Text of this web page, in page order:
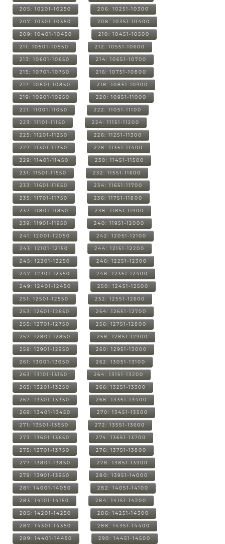
205: 10201-10250 206: 10251-10300
207: 10301-10350 208: 10351-10400
209: 10401-10450 210: 10451-10500
211: 10501-10550 212: 10551-10600
213: 10601-10650 214: 10651-10700
215: 10701-10750 216: 10751-10800
217: 10801-10850 218: 10851-10900
219: 10901-10950 220: 10951-11000
221: 11001-11050 222: 11051-11100
223: 11101-11150 224: 11151-11200
225: 11201-11250 226: 11251-11300
227: 11301-11350 228: 11351-11400
229: 11401-11450 230: 11451-11500
231: 11501-11550 232: 11551-11600
233: 11601-11650 234: 11651-11700
235: 11701-11750 236: 11751-11800
237: 11801-11850 238: 11851-11900
239: 11901-11950 240: 11951-12000
241: 12001-12050 242: 12051-12100
243: 12101-12150 244: 12151-12200
245: 12201-12250 246: 12251-12300
247: 12301-12350 248: 12351-12400
249: 12401-12450 250: 12451-12500
251: 12501-12550 252: 12551-12600
253: 12601-12650 254: 12651-12700
255: 12701-12750 256: 12751-12800
257: 12801-12850 258: 12851-12900
259: 12901-12950 260: 12951-13000
261: 13001-13050 262: 13051-13100
263: 13101-13150 264: 13151-13200
265: 13201-13250 266: 13251-13300
267: 13301-13350 268: 13351-13400
269: 13401-13450 270: 13451-13500
271: 13501-13550 272: 13551-13600
273: 13601-13650 274: 13651-13700
275: 13701-13750 276: 13751-13800
277: 13801-13850 278: 13851-13900
279: 13901-13950 280: 13951-14000
281: 14001-14050 282: 14051-14100
283: 14101-14150 284: 14151-14200
285: 14201-14250 286: 14251-14300
287: 14301-14350 288: 14351-14400
289: 14401-14450 290: 14451-14500